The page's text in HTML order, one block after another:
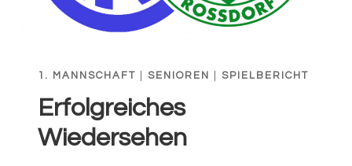
1. MANNSCHAFT SENIOREN SPIELBERICHT
Erfolgreiches
Wiedersehen